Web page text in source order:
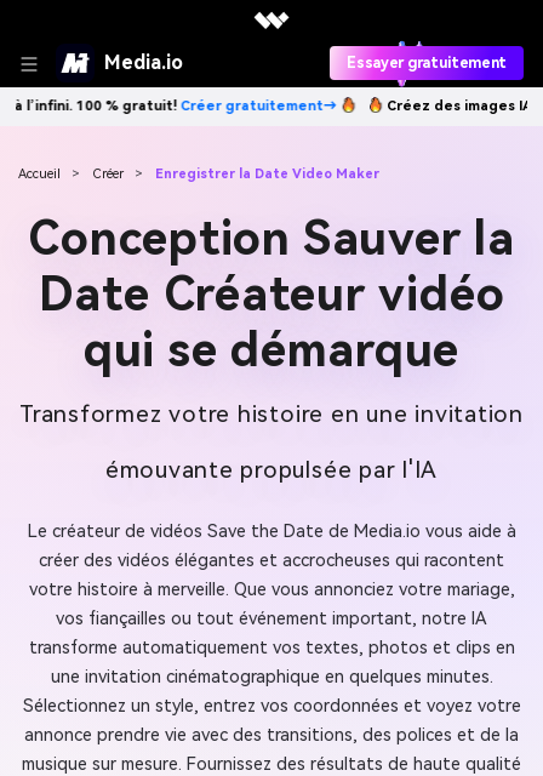
Media.io Essayer gratuitement
Créez des images IA à l’infini. 100 % gratuit! Créer gratuitement→
Accueil > Créer > Enregistrer la Date Video Maker
Conception Sauver la
Date Créateur vidéo
qui se démarque
Transformez votre histoire en une invitation
émouvante propulsée par l'IA
Le créateur de vidéos Save the Date de Media.io vous aide à
créer des vidéos élégantes et accrocheuses qui racontent
votre histoire à merveille. Que vous annonciez votre mariage,
vos fiançailles ou tout événement important, notre IA
transforme automatiquement vos textes, photos et clips en
une invitation cinématographique en quelques minutes.
Sélectionnez un style, entrez vos coordonnées et voyez votre
annonce prendre vie avec des transitions, des polices et de la
musique sur mesure. Fournissez des résultats de haute qualité